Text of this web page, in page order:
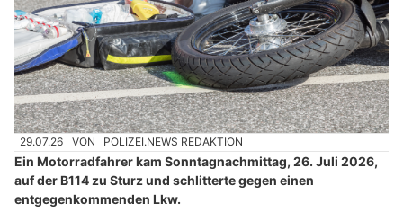
29.07.26 VON POLIZEI.NEWS REDAKTION
Ein Motorradfahrer kam Sonntagnachmittag, 26. Juli 2026,
auf der B114 zu Sturz und schlitterte gegen einen
entgegenkommenden Lkw.